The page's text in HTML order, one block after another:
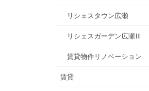
リシェスタウン広瀬
リシェスガーデン広瀬Ⅲ
賃貸物件リノベーション
賃貸